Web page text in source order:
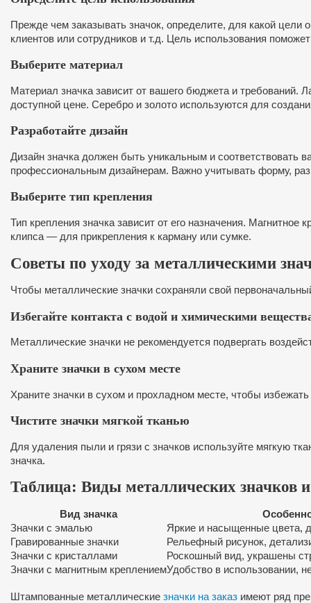
Прежде чем заказывать значок, определите, для какой цели
клиентов или сотрудников и т.д. Цель использования
Выберите материал
Материал значка зависит от вашего бюджета и требований.
доступной цене. Серебро и золото используются для
Разработайте дизайн
Дизайн значка должен быть уникальным и соответствовать
профессиональным дизайнерам. Важно учитывать форму,
Выберите тип крепления
Тип крепления значка зависит от его назначения.
клипса — для прикрепления к карману или сумке.
Советы по уходу за металлическими
Чтобы металлические значки сохраняли свой
Избегайте контакта с водой и химическими
Металлические значки не рекомендуется подвергать
Храните значки в сухом месте
Храните значки в сухом и прохладном месте, чтобы
Чистите значки мягкой тканью
Для удаления пыли и грязи с значков используйте мягкую
значка.
Таблица: Виды металлических значков и
Вид значка
Значки с эмалью
Яркие и насыщенные цвета,
Гравированные значки
Рельефный рисунок,
Значки с кристаллами
Роскошный вид, украшены
Значки с магнитным креплениемУдобство в использовании,
Штампованные металлические значки на заказ имеют ряд